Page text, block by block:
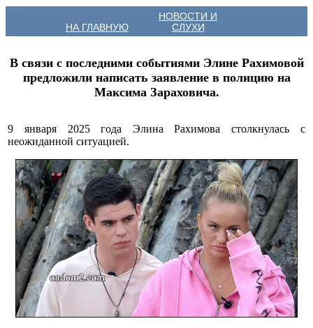
НА ГЛАВНУЮ
НОВОСТИ И
СЛУХИ
В связи с последними событиями Элине Рахимовой
предложили написать заявление в полицию на
Максима Зараховича.
9 января 2025 года Элина Рахимова столкнулась с
неожиданной ситуацией.